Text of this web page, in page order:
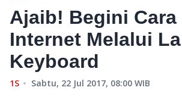
Ajaib! Begini Cara
Internet Melalui
Keyboard
1S Sabtu, 22 Jul 2017, 08:00 WIB